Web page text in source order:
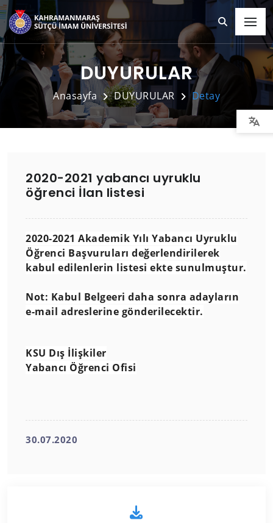
DUYURULAR
Anasayfa DUYURULAR Detay
2020-2021 yabancı uyruklu
öğrenci İlan listesi
2020-2021 Akademik Yılı Yabancı Uyruklu
Öğrenci Başvuruları değerlendirilerek
kabul edilenlerin listesi ekte sunulmuştur.
Not: Kabul Belgeeri daha sonra adayların
e-mail adreslerine gönderilecektir.
KSU Dış İlişkiler
Yabancı Öğrenci Ofisi
30.07.2020